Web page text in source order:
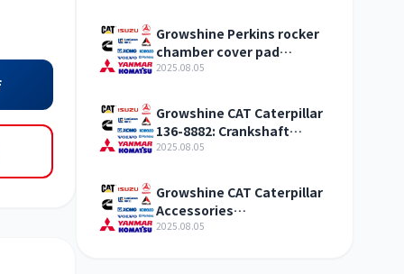
山猫 上柴
Accessories
Growshine Perkins rocker
chamber cover pad
T427303 construction
combustion engine
accessories
2025.08.05
Growshine CAT Caterpillar
136-8882: Crankshaft
assembly Engine agent
2025.08.05
Growshine CAT Caterpillar
Accessories
SPRING2746717 Auto Parts
2025.08.05